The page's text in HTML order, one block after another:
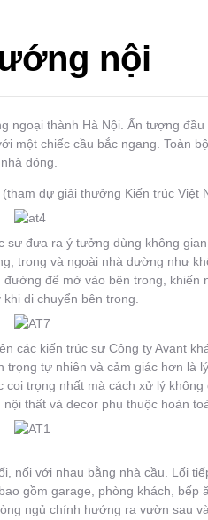
nội
ngoại thành Hà Nội. Ấn tượng
một chiếc cầu bắc ngang. Toàn
đóng.
dự giải thưởng Kiến trúc Việt
sư đưa ra ý tưởng dùng không
trong và ngoài nhà dường như
để mở vào bên trong, khiến
di chuyển bên trong.
các kiến trúc sư Công ty Avant
trọng tự nhiên và cảm giác hơn là
trọng nhất mà cách xử lý
thất và decor phụ thuộc hoàn
nối với nhau bằng nhà cầu. Lối
gồm garage, phòng khách, bếp
ngủ chính hướng ra vườn sau